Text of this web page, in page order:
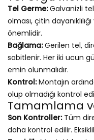
Tel Germe:Galvanizli
olması, çitin
önemlidir.
Bağlama:Gerilen tel,
sabitlenir. Her iki ucun
emin olunmalıdır.
Kontrol:Montajın
olup olmadığı kontrol
Tamamlama
Son Kontroller:Tüm
daha kontrol edilir.